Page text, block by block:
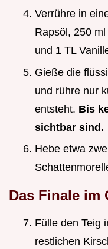
Verrühre in
Rapsöl, 250
und 1 TL
Gieße die
und rühre nur
entsteht. Bis
sichtbar sind.
Hebe etwa
Das Finale im
Fülle den Teig
restlichen